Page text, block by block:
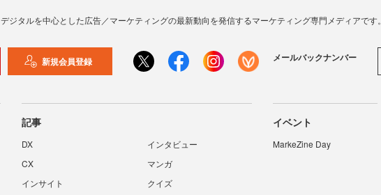
デジタルを中心とした広告／マーケティングの最新動向を発信するマーケティング専門メディアです。
新規会員登録 メールバックナンバー
記事
DX
インタビュー
CX
マンガ
インサイト
クイズ
イベント
MarkeZine Day